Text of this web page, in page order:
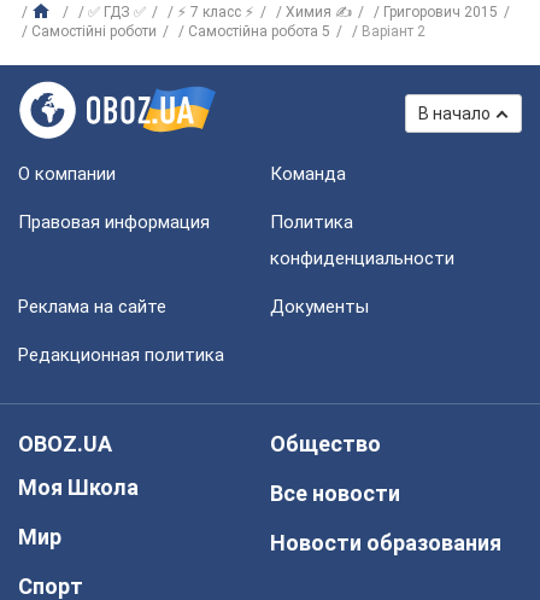
✅ ГДЗ ✅ ⚡ 7 класс ⚡ Химия ✍
Григорович 2015
Самостійні роботи
Самостійна робота 5 Варіант 2
В начало
О компании Команда
Правовая информация
Политика
конфиденциальности
Реклама на сайте Документы
Редакционная политика
OBOZ.UA
Моя Школа
Мир
Спорт
Общество
Все новости
Новости образования